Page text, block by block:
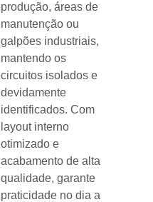
produção, áreas de
manutenção ou
galpões industriais,
mantendo os
circuitos isolados e
devidamente
identificados. Com
layout interno
otimizado e
acabamento de alta
qualidade, garante
praticidade no dia a